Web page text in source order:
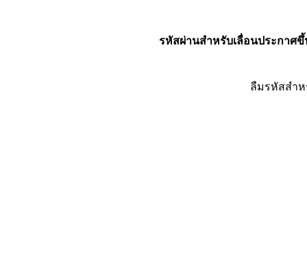
รหัสผ่านสำหรับเลื่อนประกาศขึ้
ลืมรหัสสำ